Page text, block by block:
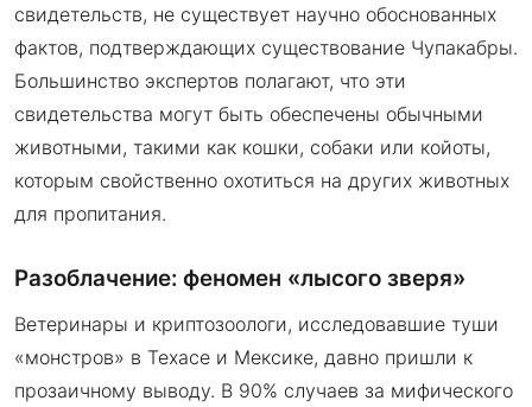
свидетельств, не существует научно обоснованных
фактов, подтверждающих существование Чупакабры.
Большинство экспертов полагают, что эти
свидетельства могут быть обеспечены обычными
животными, такими как кошки, собаки или койоты,
которым свойственно охотиться на других животных
для пропитания.
Разоблачение: феномен «лысого зверя»
Ветеринары и криптозоологи, исследовавшие туши
«монстров» в Техасе и Мексике, давно пришли к
прозаичному выводу. В 90% случаев за мифического